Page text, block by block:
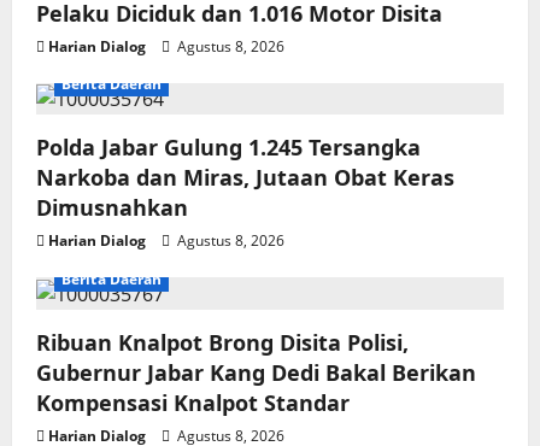
Pelaku Diciduk dan 1.016 Motor Disita
Harian Dialog
Agustus 8, 2026
Berita Daerah
Polda Jabar Gulung 1.245 Tersangka
Narkoba dan Miras, Jutaan Obat Keras
Dimusnahkan
Harian Dialog
Agustus 8, 2026
Berita Daerah
Ribuan Knalpot Brong Disita Polisi,
Gubernur Jabar Kang Dedi Bakal Berikan
Kompensasi Knalpot Standar
Harian Dialog
Agustus 8, 2026